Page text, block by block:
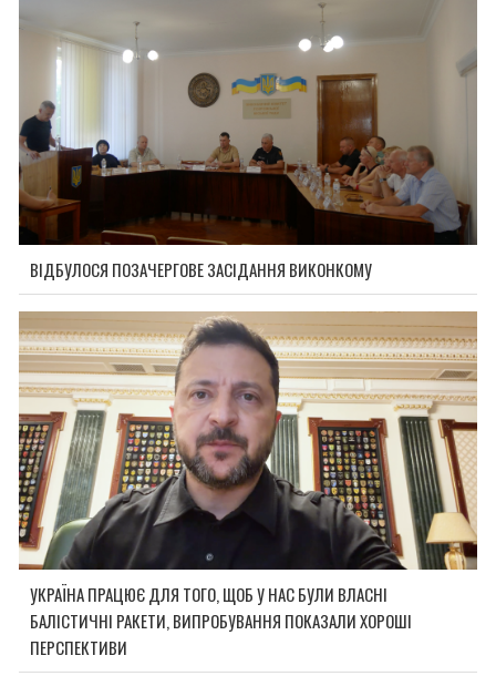
ВІДБУЛОСЯ ПОЗАЧЕРГОВЕ ЗАСІДАННЯ ВИКОНКОМУ
УКРАЇНА ПРАЦЮЄ ДЛЯ ТОГО, ЩОБ У НАС БУЛИ ВЛАСНІ
БАЛІСТИЧНІ РАКЕТИ, ВИПРОБУВАННЯ ПОКАЗАЛИ ХОРОШІ
ПЕРСПЕКТИВИ